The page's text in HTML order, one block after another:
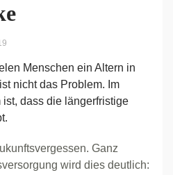
Menschen ein Altern in
nicht das Problem. Im
dass die längerfristige
Ganz
wird dies deutlich: